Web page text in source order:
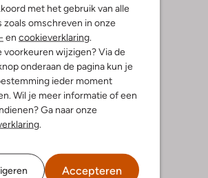
met het gebruik van alle
zoals omschreven in onze
en cookieverklaring.
voorkeuren wijzigen? Via de
onderaan de pagina kun je
ieder moment
Wil je meer informatie of een
Ga naar onze
.
Accepteren